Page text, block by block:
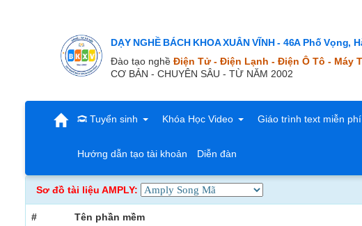
DẠY NGHỀ BÁCH KHOA XUÂN VĨNH - 46A Phố Vọng,
Đào tạo nghề Điện Tử - Điện Lạnh - Điện Ô Tô - Máy
CƠ BẢN - CHUYÊN SÂU - TỪ NĂM 2002
Tuyển sinh Khóa Học Video Giáo trình text miễn phí
Hướng dẫn tạo tài khoản Diễn đàn
Sơ đồ tài liệu AMPLY:
# Tên phần mềm